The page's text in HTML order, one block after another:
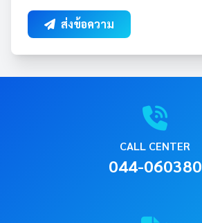
ส่งข้อความ
CALL CENTER
044-060380